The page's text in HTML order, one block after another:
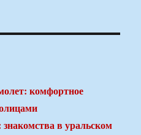
комфортное
в уральском